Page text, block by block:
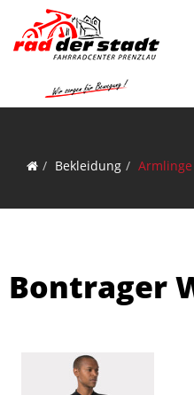
Bekleidung Armlinge
Bontrager